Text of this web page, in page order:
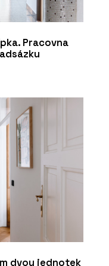
Pracovna
dvou jednotek